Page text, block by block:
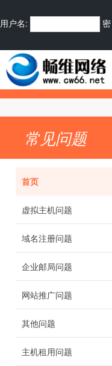
用户名:
常见问题
首页
虚拟主机问题
域名注册问题
企业邮局问题
网站推广问题
其他问题
主机租用问题